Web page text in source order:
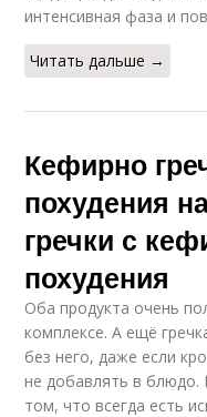
интенсивная фаза и
Читать дальше →
Кефирно
похудения
гречки с
похудения
Оба продукта очень
комплексе. А ещё
без него, даже если
не добавлять в
том, что всегда есть